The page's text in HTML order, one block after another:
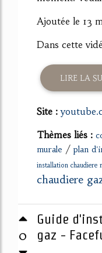
Ajoutée le 13
Dans cette
LIRE LA
Site :
Thèmes liés :
murale / plan
installation chaudiere
chaudiere
0
Guide
gaz -